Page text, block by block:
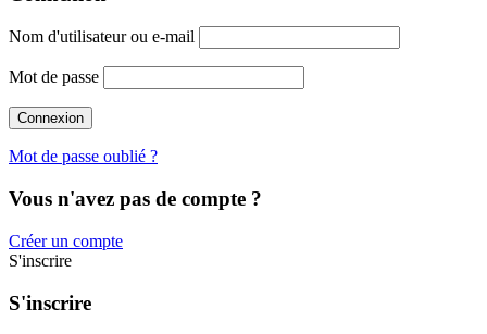
Nom d'utilisateur ou e-mail
Mot de passe
Mot de passe oublié ?
Vous n'avez pas de compte ?
Créer un compte
S'inscrire
S'inscrire